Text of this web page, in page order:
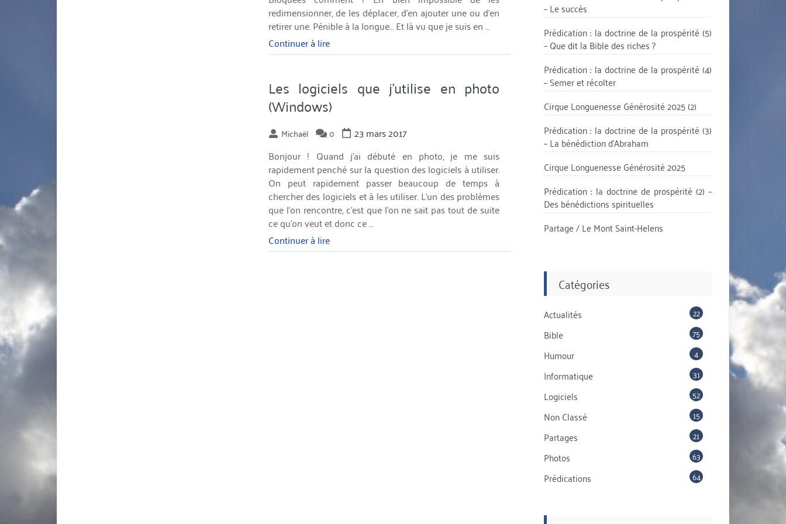
redimensionner, de les déplacer, d’en ajouter une ou d’en
retirer une. Pénible à la longue… Et là vu que je suis en …
Continuer à lire« Vignettes
du
Windows
10
bloquées »
Les logiciels que j’utilise en photo
(Windows)
Michaël 0
23 mars 2017
Bonjour ! Quand j’ai débuté en photo, je me suis
rapidement penché sur la question des logiciels à utiliser.
On peut rapidement passer beaucoup de temps à
chercher des logiciels et à les utiliser. L’un des problèmes
que l’on rencontre, c’est que l’on ne sait pas tout de suite
ce qu’on veut et donc ce …
Continuer à lire« Les
logiciels
– Le succès
Prédication : la doctrine de la prospérité (5)
– Que dit la Bible des riches ?
Prédication : la doctrine de la prospérité (4)
– Semer et récolter
Cirque Longuenesse Générosité 2025 (2)
Prédication : la doctrine de la prospérité (3)
– La bénédiction d’Abraham
Cirque Longuenesse Générosité 2025
Prédication : la doctrine de prospérité (2) –
Des bénédictions spirituelles
Partage / Le Mont Saint-Helens
Catégories
Actualités 22
Bible 75
Humour 4
Informatique 31
Logiciels 52
Non Classé 15
Partages 21
Photos 63
Prédications 64